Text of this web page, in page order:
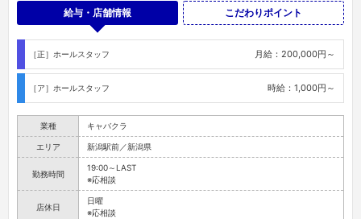
給与・店舗情報 こだわりポイント
［正］ホールスタッフ 月給：200,000円～
［ア］ホールスタッフ 時給：1,000円～
業種 キャバクラ
エリア 新潟駅前／新潟県
勤務時間
19:00～LAST
※応相談
店休日
日曜
※応相談